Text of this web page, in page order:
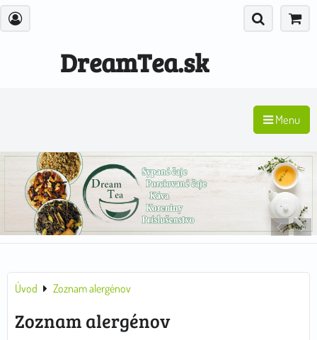
DreamTea.sk
Menu
Úvod Zoznam alergénov
Zoznam alergénov